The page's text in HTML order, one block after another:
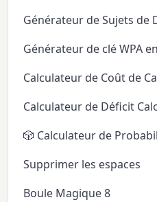
Générateur de Sujets de
Générateur de clé WPA
Calculateur de Coût de
Calculateur de Déficit
🎲 Calculateur de
Supprimer les espaces
Boule Magique 8